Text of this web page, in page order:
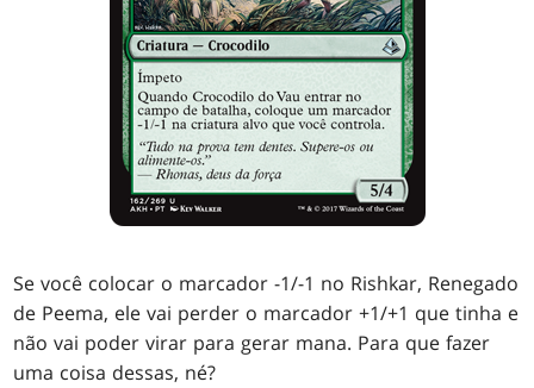
Se você colocar o marcador -1/-1 no Rishkar, Renegado
de Peema, ele vai perder o marcador +1/+1 que tinha e
não vai poder virar para gerar mana. Para que fazer
uma coisa dessas, né?